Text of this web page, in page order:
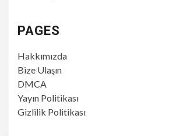
PAGES
Hakkımızda
Bize Ulaşın
DMCA
Yayın Politikası
Gizlilik Politikası